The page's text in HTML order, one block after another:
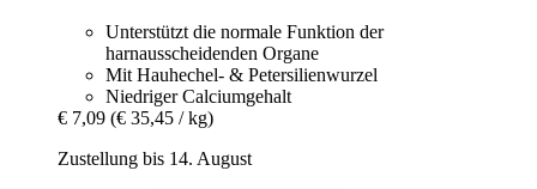
Unterstützt die normale Funktion der
harnausscheidenden Organe
Mit Hauhechel- & Petersilienwurzel
Niedriger Calciumgehalt
€ 7,09 (€ 35,45 / kg)
Zustellung bis 14. August